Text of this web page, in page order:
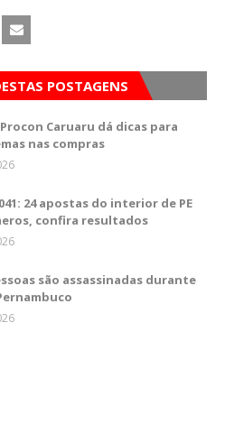
POSTAGENS
Caruaru dá dicas para
nas compras
24 apostas do interior de PE
confira resultados
são assassinadas durante